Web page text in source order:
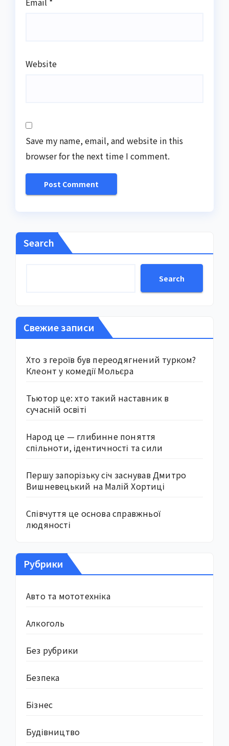
Website
Save my name, email, and website in this
browser for the next time I comment.
Search
Search
Свежие записи
Хто з героїв був переодягнений турком?
Клеонт у комедії Мольєра
Тьютор це: хто такий наставник в
сучасній освіті
Народ це — глибинне поняття
спільноти, ідентичності та сили
Першу запорізьку січ заснував Дмитро
Вишневецький на Малій Хортиці
Співчуття це основа справжньої
людяності
Рубрики
Авто та мототехніка
Алкоголь
Без рубрики
Безпека
Бізнес
Будівництво